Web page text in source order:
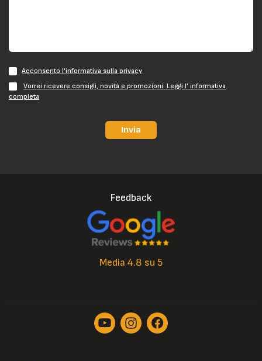
Acconsento l'informativa sulla privacy
Vorrei ricevere consigli, novità e promozioni. Leggi l' informativa
completa
Invia
Feedback
Media 4.8 su 5